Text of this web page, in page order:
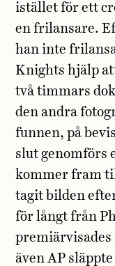
istället för ett
en frilansare.
han inte
Knights hjälp
två timmars
den andra
funnen, på
slut genomförs
kommer fram
tagit bilden
för långt från
premiärvisades
även AP